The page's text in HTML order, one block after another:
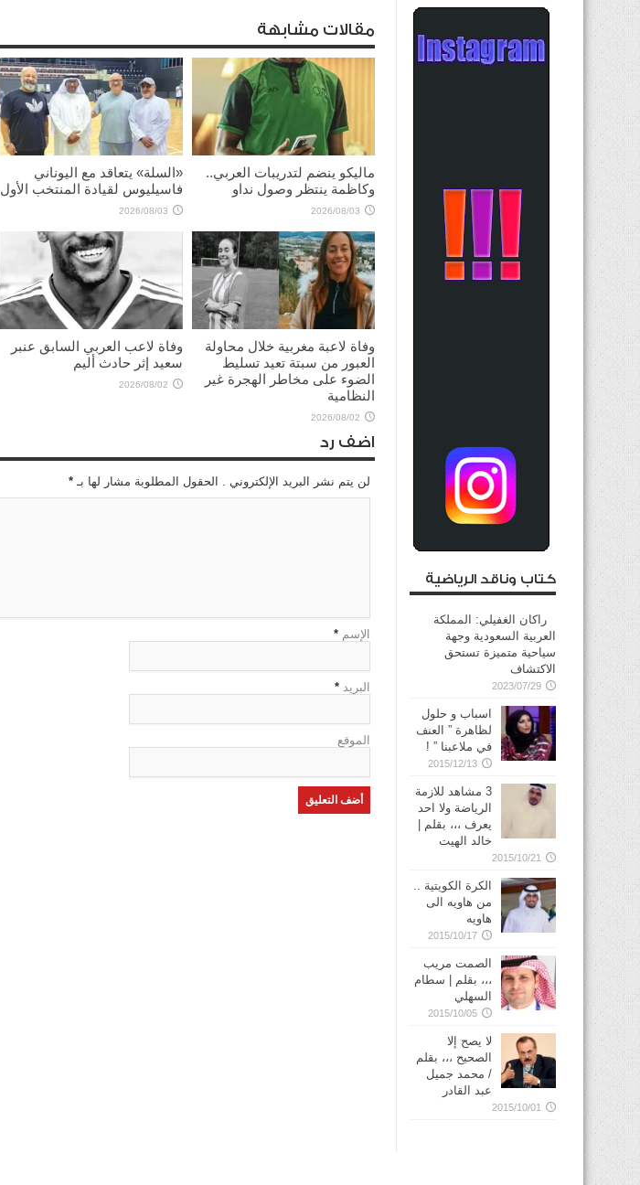
مقالات مشابهة
ماليكو ينضم لتدريبات العربي..
وكاظمة ينتظر وصول نداو
2026/08/03
«السلة» يتعاقد مع اليوناني
فاسيليوس لقيادة المنتخب الأول
2026/08/03
وفاة لاعبة مغربية خلال محاولة
العبور من سبتة تعيد تسليط
الضوء على مخاطر الهجرة غير
النظامية
2026/08/02
وفاة لاعب العربي السابق عنبر
سعيد إثر حادث أليم
2026/08/02
اضف رد
لن يتم نشر البريد الإلكتروني . الحقول المطلوبة مشار لها بـ *
الإسم *
البريد *
الموقع
كتاب وناقد الرياضية
راكان الغفيلي: المملكة
العربية السعودية وجهة
سياحية متميزة تستحق
الاكتشاف
2023/07/29
اسباب و حلول
لظاهرة ” العنف
في ملاعبنا ” !
2015/12/13
3 مشاهد للازمة
الرياضة ولا احد
يعرف ،،، بقلم |
خالد الهيت
2015/10/21
الكرة الكويتية ..
من هاويه الى
هاويه
2015/10/17
الصمت مريب
،،، بقلم | سطام
السهلي
2015/10/05
لا يصح إلا
الصحيح ،،، بقلم
/ محمد جميل
عبد القادر
2015/10/01